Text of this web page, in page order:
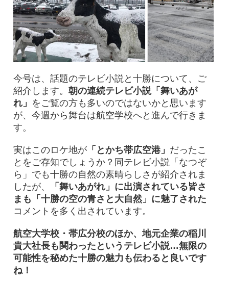
今号は、話題のテレビ小説と十勝について、ご
紹介します。 朝の連続テレビ小説「舞いあが
れ」 をご覧の方も多いのではないかと思います
が、今週から舞台は航空学校へと進んで行きま
す。
実はこのロケ地が「とかち帯広空港」 だったこ
とをご存知でしょうか？同テレビ小説「なつぞ
ら」でも十勝の自然の素晴らしさが紹介されま
したが、
「舞いあがれ」に出演されている皆さ
まも「十勝の空の青さと大自然」に魅了された
コメントを多く出されています。
航空大学校・帯広分校のほか、地元企業の稲川
貴大社長も関わったというテレビ小説…無限の
可能性を秘めた十勝の魅力も伝わると良いです
ね！